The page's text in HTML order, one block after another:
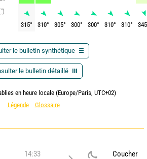
315° 310° 305° 300° 300° 310° 310° 345
le bulletin synthétique
le bulletin détaillé
en heure locale (Europe/Paris, UTC+02)
Légende
Glossaire
14:33
Coucher